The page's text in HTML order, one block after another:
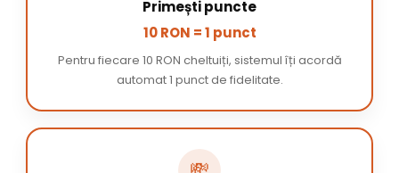
Primești puncte
10 RON = 1 punct
Pentru fiecare 10 RON cheltuiți, sistemul îți acordă
automat 1 punct de fidelitate.